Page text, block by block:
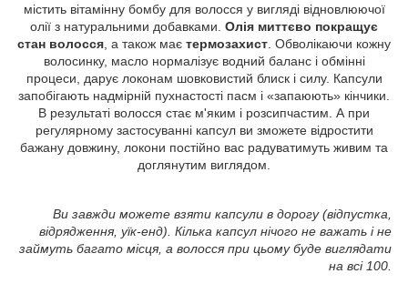
містить вітамінну бомбу для волосся у вигляді відновлюючої
олії з натуральними добавками. Олія миттєво покращує
стан волосся , а також має термозахист . Обволікаючи кожну
волосинку, масло нормалізує водний баланс і обмінні
процеси, дарує локонам шовковистий блиск і силу. Капсули
запобігають надмірній пухнастості пасм і «запаюють» кінчики.
В результаті волосся стає м'яким і розсипчастим. А при
регулярному застосуванні капсул ви зможете відростити
бажану довжину, локони постійно вас радуватимуть живим та
доглянутим виглядом.
Ви завжди можете взяти капсули в дорогу (відпустка,
відрядження, уїк-енд). Кілька капсул нічого не важать і не
займуть багато місця, а волосся при цьому буде виглядати
на всі 100.